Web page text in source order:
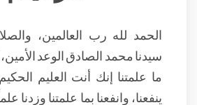
الحمد لله رب العالمين،
سيدنا محمد الصادق الوعد الأمين،
ما علمتنا إنك أنت العليم
ينفعنا، وانفعنا بما علمتنا وزدنا